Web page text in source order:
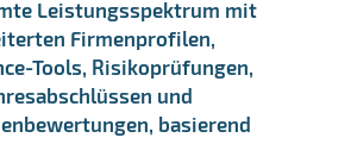
Leistungsspektrum mit
Firmenprofilen,
Tools, Risikoprüfungen,
und
basierend